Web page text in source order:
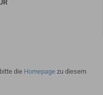
die Homepage zu diesem